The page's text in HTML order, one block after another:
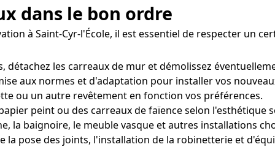
dans le bon ordre
à Saint-Cyr-l'École, il est essentiel de respecter un
les carreaux de mur et démolissez
aux normes et d'adaptation pour installer vos
ou un autre revêtement en fonction vos préférences.
peint ou des carreaux de faïence selon l'esthétique
la baignoire, le meuble vasque et autres installations
la pose des joints, l'installation de la robinetterie et